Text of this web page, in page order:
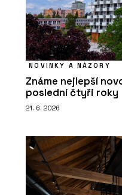
NOVINKY A NÁZORY
Známe nejlepší
poslední čtyři roky
21. 6. 2026